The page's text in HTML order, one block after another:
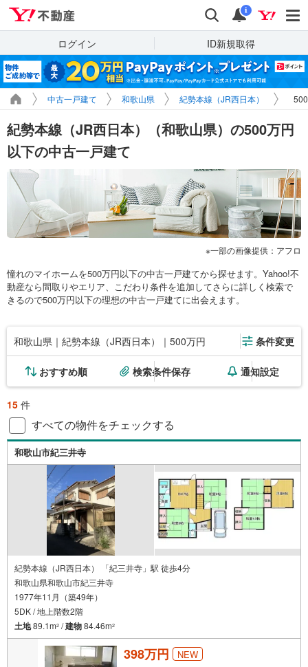
検索 通知
i
ログイン ID新規取得
中古一戸建て 和歌山県 紀勢本線（JR西日本）
紀勢本線（JR西日本）（和歌山県）の500万円
以下の中古一戸建て
一部の画像提供：アフロ
憧れのマイホームを500万円以下の中古一戸建てから探せます。Yahoo!不
動産なら間取りやエリア、こだわり条件を追加してさらに詳しく検索で
きるので500万円以下の理想の中古一戸建てに出会えます。
和歌山県｜紀勢本線（JR西日本）｜500万円 条件変更
おすすめ順 検索条件保存 通知設定
15 件
すべての物件をチェックする
和歌山市紀三井寺
紀勢本線（JR西日本） 「紀三井寺」駅 徒歩4分
和歌山県和歌山市紀三井寺
1977年11月（築49年）
5DK / 地上階数2階
土地89.1m2 /建物84.46m2
398万円 NEW